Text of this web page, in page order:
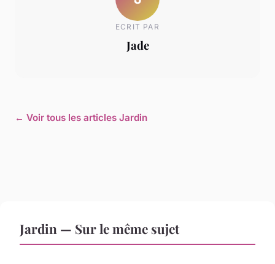
ECRIT PAR
Jade
← Voir tous les articles Jardin
Jardin — Sur le même sujet